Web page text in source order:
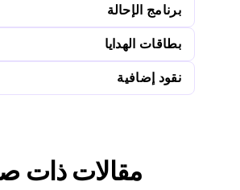
برنامج الإحالة
بطاقات الهدايا
نقود إضافية
مقالات ذات